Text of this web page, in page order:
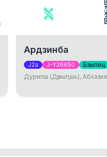
Ардзинба
J2a J-Y26650 Бзыпец
Дурипш (Дәрыԥшь), Абхазия